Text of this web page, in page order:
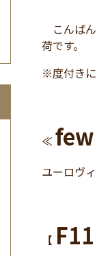
こんば
荷です。
※度付きに
≪ few
ユーロヴ
【 F11